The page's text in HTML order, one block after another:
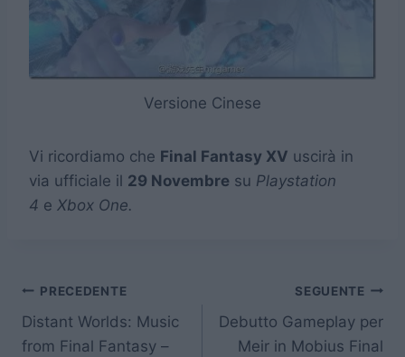
Versione Cinese
Vi ricordiamo che Final Fantasy XV uscirà in
via ufficiale il 29 Novembre su Playstation
4 e Xbox One.
Navigazione
articoli
PRECEDENTE
Distant Worlds: Music
from Final Fantasy –
SEGUENTE
Debutto Gameplay per
Meir in Mobius Final